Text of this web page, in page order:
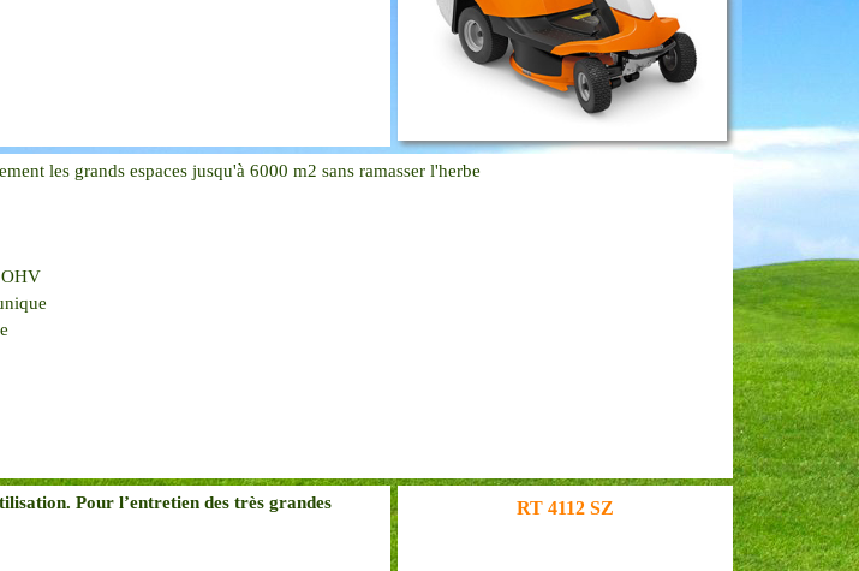
les grands espaces jusqu'à 6000 m2 sans ramasser l'herbe
Pour l’entretien des très grandes
RT 4112 SZ